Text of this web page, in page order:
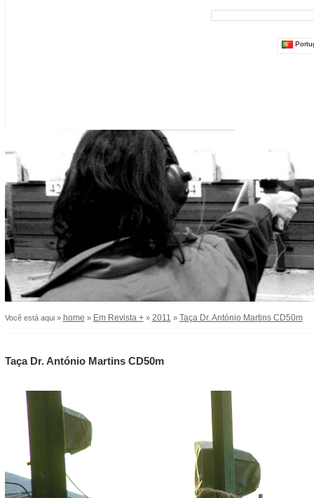
Você está aqui » home » Em Revista +» 2011 » Taça Dr. António Martins CD50m
Taça Dr. António Martins CD50m